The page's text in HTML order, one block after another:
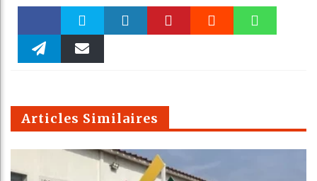
Faceboo Twitter
m
Articles Similaires